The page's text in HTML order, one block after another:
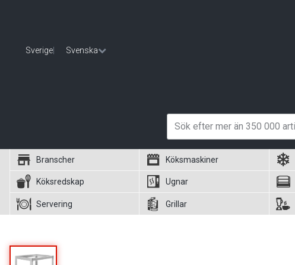
Sverige Svenska
Branscher Köksmaskiner
Köksredskap Ugnar
Servering Grillar